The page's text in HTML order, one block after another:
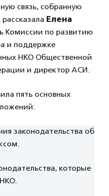
связь, собранную
Елена
Комиссии по развитию
и поддержке
НКО Общественной
и директор АСИ.
пять основных
законодательства об
которые